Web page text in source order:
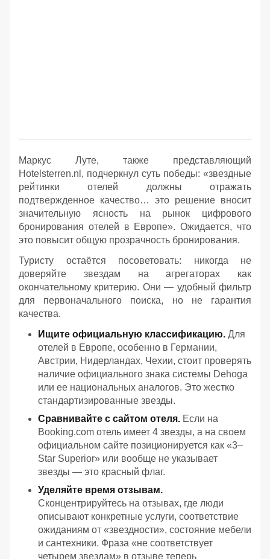
Маркус Луте, также представляющий
Hotelsterren.nl, подчеркнул суть победы: «звездные
рейтинки отелей должны отражать
подтвержденное качество… это решение вносит
значительную ясность на рынок цифрового
бронирования отелей в Европе». Ожидается, что
это повысит общую прозрачность бронирования.
Туристу остаётся посоветовать: никогда не
доверяйте звездам на агрегаторах как
окончательному критерию. Они — удобный фильтр
для первоначального поиска, но не гарантия
качества.
Ищите официальную классификацию. Для
отелей в Европе, особенно в Германии,
Австрии, Нидерландах, Чехии, стоит проверять
наличие официального знака системы Dehoga
или ее национальных аналогов. Это жестко
стандартизированные звезды.
Сравнивайте с сайтом отеля. Если на
Booking.com отель имеет 4 звезды, а на своем
официальном сайте позиционируется как «3–
Star Superior» или вообще не указывает
звезды — это красный флаг.
Уделяйте время отзывам.
Сконцентрируйтесь на отзывах, где люди
описывают конкретные услуги, соответствие
ожиданиям от «звездности», состояние мебели
и сантехники. Фраза «не соответствует
четырем звездам» в отзыве теперь